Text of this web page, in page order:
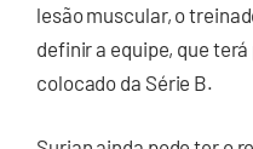
lesão muscular, o
definir a equipe, que
colocado da Série B.